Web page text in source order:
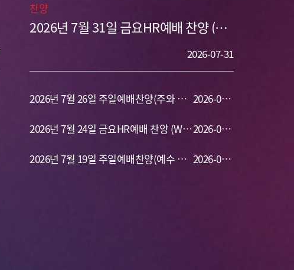
찬양
2026년 7월 31일 금요HR예배 찬양 (주
니,두려워 말라,이제 역전되리라,주님만
이 왕이십니다)
2026-07-31
2026년 7월 26일 주일예배찬양(주와 같
이 길 가는 것,아무도 예배하지 않는,나의
예수 온 맘 다해)
2026-07-
26
2026년 7월 24일 금요HR예배 찬양 (Way
maker,생명 주께 있네,주님의 임재 앞에
2026-07-
24
2026년 7월 19일 주일예배찬양(예수 열 2026-07-